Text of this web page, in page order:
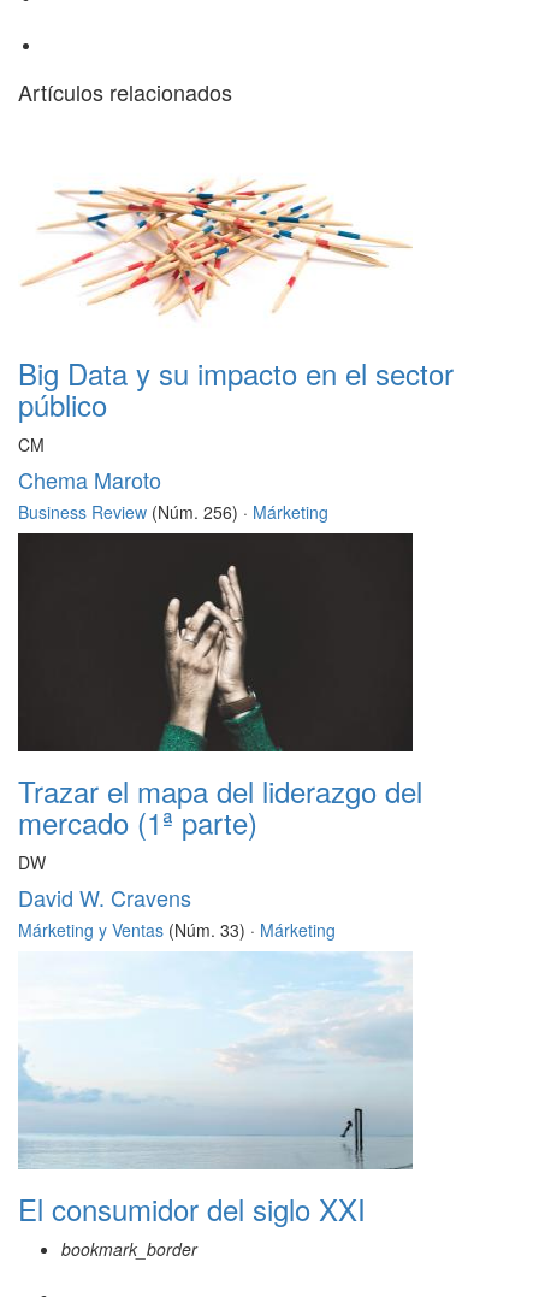
Artículos relacionados
Big Data y su impacto en el sector
público
CM
Chema Maroto
Business Review (Núm. 256) · Márketing
Trazar el mapa del liderazgo del
mercado (1ª parte)
DW
David W. Cravens
Márketing y Ventas (Núm. 33) · Márketing
El consumidor del siglo XXI
bookmark_border